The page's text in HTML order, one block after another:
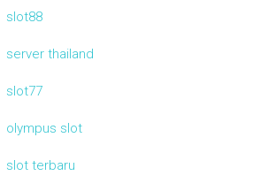
slot88
server thailand
slot77
olympus slot
slot terbaru